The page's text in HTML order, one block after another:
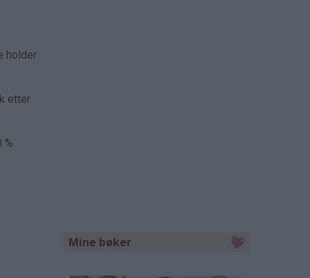
holder
etter
%
Mine bøker